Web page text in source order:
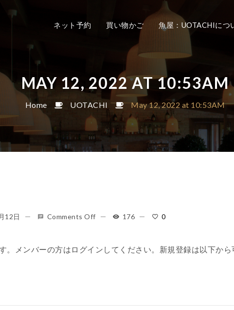
ネット予約 買い物かご 魚屋：UOTACHIにつ
MAY 12, 2022 AT 10:53AM
Home UOTACHI May 12, 2022 at 10:53AM
12日 Comments Off 176 0
。メンバーの方はログインしてください。新規登録は以下から